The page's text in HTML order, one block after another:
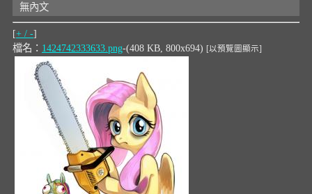
無內文
[+ / -]
檔名： 1424742333633.png-(408 KB, 800x694) [以預覽圖顯示]